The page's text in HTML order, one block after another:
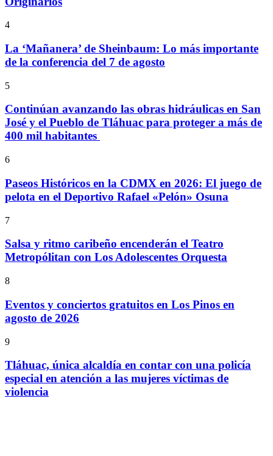
4
La ‘Mañanera’ de Sheinbaum: Lo más importante
de la conferencia del 7 de agosto
5
Continúan avanzando las obras hidráulicas en San
José y el Pueblo de Tláhuac para proteger a más de
400 mil habitantes
6
Paseos Históricos en la CDMX en 2026: El juego de
pelota en el Deportivo Rafael «Pelón» Osuna
7
Salsa y ritmo caribeño encenderán el Teatro
Metropólitan con Los Adolescentes Orquesta
8
Eventos y conciertos gratuitos en Los Pinos en
agosto de 2026
9
Tláhuac, única alcaldía en contar con una policía
especial en atención a las mujeres víctimas de
violencia